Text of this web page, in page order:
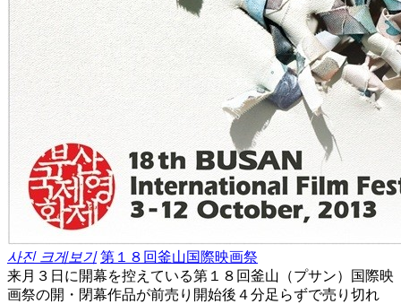
사진 크게보기 第１８回釜山国際映画祭
来月３日に開幕を控えている第１８回釜山（プサン）国際映
画祭の開・閉幕作品が前売り開始後４分足らずで売り切れ